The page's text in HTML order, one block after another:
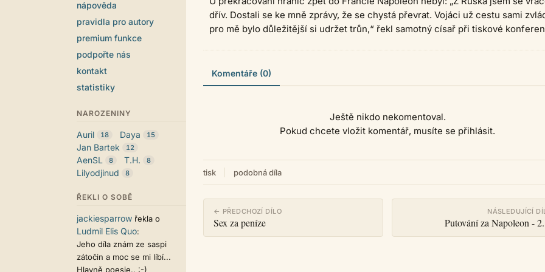
nápověda
pravidla pro autory
premium funkce
podpořte nás
kontakt
statistiky
NAROZENINY
Auril 18 Daya 15
Jan Bartek 12
AenSL 8 T.H. 8
Lilyodjinud 8
ŘEKLI O SOBĚ
jackiesparrow řekla o
Ludmil Elis Quo:
Jeho díla znám ze saspi
zátočin a moc se mi líbí...
Hlavně poesie.. :-)
dřív. Dostali se ke mně zprávy, že se chystá převrat. Vojáci už cestu sami
pro mě bylo důležitější si udržet trůn,“ řekl samotný císař při tiskové
Komentáře (0)
Ještě nikdo nekomentoval.
Pokud chcete vložit komentář, musíte se přihlásit.
tisk podobná díla
← PŘEDCHOZÍ DÍLO
Sex za peníze
NÁSLEDUJÍCÍ
Putování za Napoleon -